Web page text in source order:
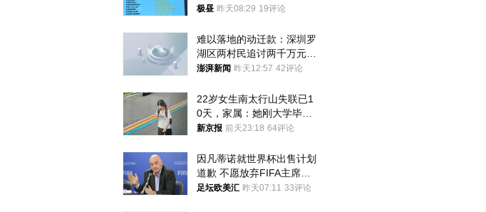
极昼 昨天08:29 19评论
难以落地的动迁款：深圳罗
湖区两村民追讨两千万元动
迁款八年未果
澎湃新闻 昨天12:57 42评论
22岁女生南太行山失联已1
0天，家属：她刚大学毕业
想到山里旅行
新京报 前天23:18 64评论
因凡蒂诺就世界杯出售计划
道歉 不愿放弃FIFA主席职
位
足坛欧美汇 昨天07:11 33评论